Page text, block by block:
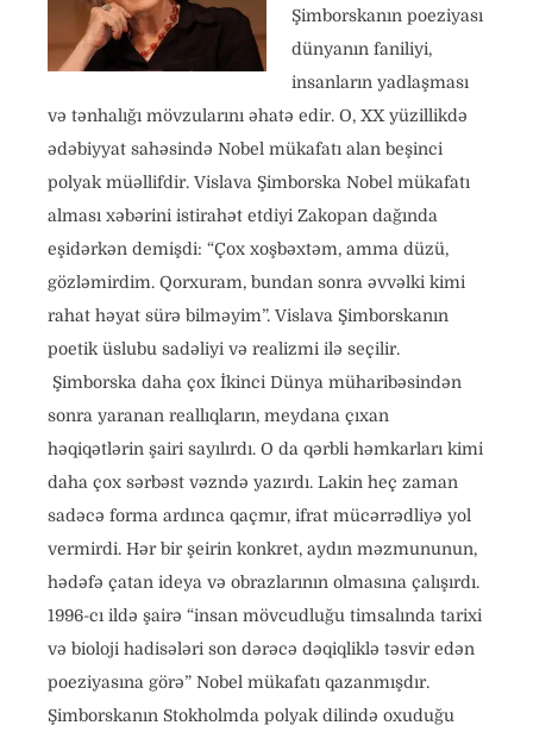
Şimborskanın poeziyası
dünyanın faniliyi,
insanların yadlaşması
və tənhalığı mövzularını əhatə edir. O, XX yüzillikdə
ədəbiyyat sahəsində Nobel mükafatı alan beşinci
polyak müəllifdir. Vislava Şimborska Nobel mükafatı
alması xəbərini istirahət etdiyi Zakopan dağında
eşidərkən demişdi: “Çox xoşbəxtəm, amma düzü,
gözləmirdim. Qorxuram, bundan sonra əvvəlki kimi
rahat həyat sürə bilməyim”. Vislava Şimborskanın
poetik üslubu sadəliyi və realizmi ilə seçilir.
Şimborska daha çox İkinci Dünya müharibəsindən
sonra yaranan reallıqların, meydana çıxan
həqiqətlərin şairi sayılırdı. O da qərbli həmkarları kimi
daha çox sərbəst vəzndə yazırdı. Lakin heç zaman
sadəcə forma ardınca qaçmır, ifrat mücərrədliyə yol
vermirdi. Hər bir şeirin konkret, aydın məzmununun,
hədəfə çatan ideya və obrazlarının olmasına çalışırdı.
1996-cı ildə şairə “insan mövcudluğu timsalında tarixi
və bioloji hadisələri son dərəcə dəqiqliklə təsvir edən
poeziyasına görə” Nobel mükafatı qazanmışdır.
Şimborskanın Stokholmda polyak dilində oxuduğu